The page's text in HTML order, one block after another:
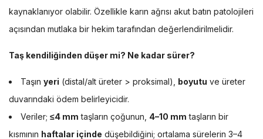
kaynaklanıyor olabilir. Özellikle karın ağrısı akut batın patolojileri
açısından mutlaka bir hekim tarafından değerlendirilmelidir.
Taş kendiliğinden düşer mi? Ne kadar sürer?
Taşın yeri (distal/alt üreter > proksimal), boyutu ve üreter
duvarındaki ödem belirleyicidir.
Veriler; ≤4 mm taşların çoğunun, 4–10 mm taşların bir
kısmının haftalar içinde düşebildiğini; ortalama sürelerin 3–4